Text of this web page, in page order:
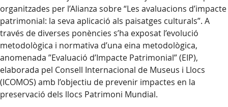
organitzades per l’Alianza sobre “Les avaluacions d’impacte
patrimonial: la seva aplicació als paisatges culturals”. A
través de diverses ponències s’ha exposat l’evolució
metodològica i normativa d’una eina metodològica,
anomenada ”Evaluació d’Impacte Patrimonial” (EIP),
elaborada pel Consell Internacional de Museus i Llocs
(ICOMOS) amb l’objectiu de prevenir impactes en la
preservació dels llocs Patrimoni Mundial.